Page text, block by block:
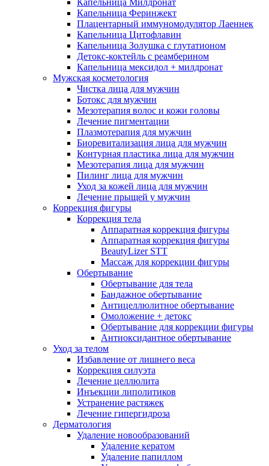
Капельница Милдронат
Капельница Феринжект
Плацентарный иммуномодулятор Лаеннек
Капельница Цитофлавин
Капельница Золушка с глутатионом
Детокс-коктейль с реамберином
Капельница мексидол + милдронат
Мужская косметология
Чистка лица для мужчин
Ботокс для мужчин
Мезотерапия волос и кожи головы
Лечение пигментации
Плазмотерапия для мужчин
Биоревитализация лица для мужчин
Контурная пластика лица для мужчин
Мезотерапия лица для мужчин
Пилинг лица для мужчин
Уход за кожей лица для мужчин
Лечение прыщей у мужчин
Коррекция фигуры
Коррекция тела
Аппаратная коррекция фигуры
Аппаратная коррекция фигуры
BeautyLizer STT
Массаж для коррекции фигуры
Обертывание
Обертывание для тела
Бандажное обертывание
Антицеллюлитное обертывание
Омоложение + детокс
Обертывание для коррекции фигуры
Антиоксидантное обертывание
Уход за телом
Избавление от лишнего веса
Коррекция силуэта
Лечение целлюлита
Инъекции липолитиков
Устранение растяжек
Лечение гипергидроза
Дерматология
Удаление новообразований
Удаление кератом
Удаление папиллом